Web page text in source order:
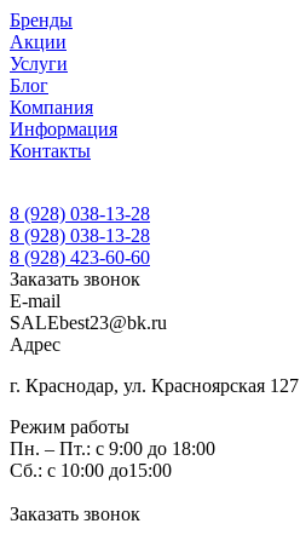
Бренды
Акции
Услуги
Блог
Компания
Информация
Контакты
8 (928) 038-13-28
8 (928) 038-13-28
8 (928) 423-60-60
Заказать звонок
E-mail
SALEbest23@bk.ru
Адрес
г. Краснодар, ул. Красноярская 127
Режим работы
Пн. – Пт.: с 9:00 до 18:00
Сб.: с 10:00 до15:00
Заказать звонок